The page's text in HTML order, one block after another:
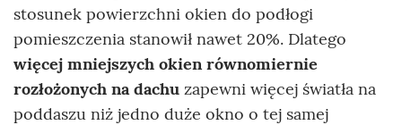
stosunek powierzchni okien do podłogi
pomieszczenia stanowił nawet 20%. Dlatego
więcej mniejszych okien równomiernie
rozłożonych na dachu zapewni więcej światła na
poddaszu niż jedno duże okno o tej samej